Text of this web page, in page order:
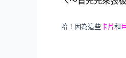
哈！因為這些卡片和